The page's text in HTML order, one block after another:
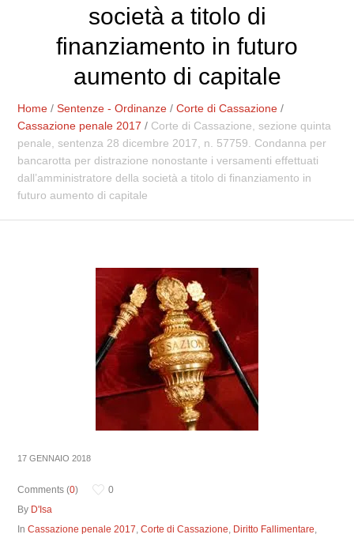
società a titolo di
finanziamento in futuro
aumento di capitale
Home /Sentenze - Ordinanze /Corte di Cassazione /
Cassazione penale 2017 / Corte di Cassazione, sezione quinta
penale, sentenza 28 dicembre 2017, n. 57759. Condanna per
bancarotta per distrazione nonostante i versamenti effettuati
dall’amministratore della società a titolo di finanziamento in
futuro aumento di capitale
17 GENNAIO 2018
Comments (0)
0
By D'Isa
InCassazione penale 2017,Corte di Cassazione, Diritto Fallimentare,